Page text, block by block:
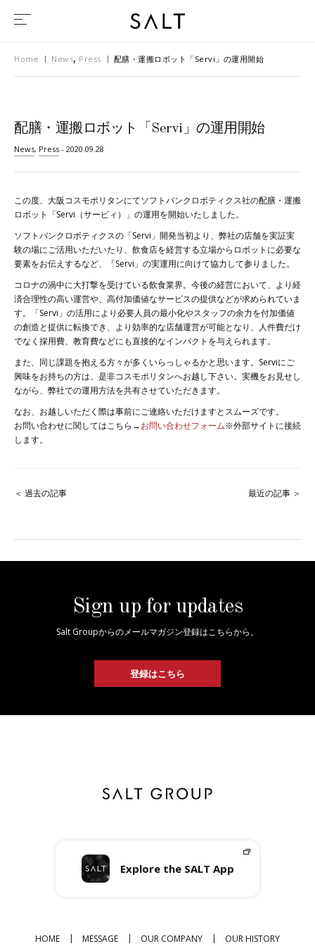
Home News, Press 配膳・運搬ロボット「Servi」の運用開始
配膳・運搬ロボット「Servi」の運用開始
News, Press - 2020.09.28
この度、大阪コスモポリタンにてソフトバンクロボティクス社の配膳・運搬
ロボット「Servi（サービィ）」の運用を開始いたしました。
ソフトバンクロボティクスの「Servi」開発当初より、弊社の店舗を実証実
験の場にご活用いただいたり、飲食店を経営する立場からロボットに必要な
要素をお伝えするなど、「Servi」の実運用に向けて協力して参りました。
コロナの渦中に大打撃を受けている飲食業界。今後の経営において、より経
済合理性の高い運営や、高付加価値なサービスの提供などが求められていま
す。「Servi」の活用により必要人員の最小化やスタッフの余力を付加価値
の創造と提供に転換でき、より効率的な店舗運営が可能となり、人件費だけ
でなく採用費、教育費などにも直接的なインパクトを与えられます。
また、同じ課題を抱える方々が多くいらっしゃるかと思います。Serviにご
興味をお持ちの方は、是非コスモポリタンへお越し下さい。実機をお見せし
ながら、弊社での運用方法を共有させていただきます。
なお、お越しいただく際は事前にご連絡いただけますとスムーズです。
お問い合わせに関してはこちら→お問い合わせフォーム※外部サイトに接続
します。
＜ 過去の記事 最近の記事 ＞
Sign up for updates
Salt Groupからのメールマガジン登録はこちらから。
登録はこちら
Explore the SALT App
HOME MESSAGE OUR COMPANY OUR HISTORY